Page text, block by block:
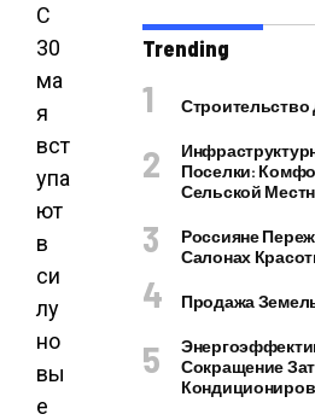
С
30
ма
я
вст
упа
ют
в
си
лу
но
вы
е
Trending
Поселки:
Сельской
Россияне
Салонах
Продажа
Сокращение